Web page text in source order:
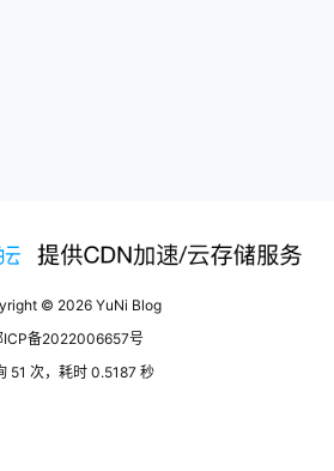
© 2026YuNi Blog
ICP备2022006657号
51 次，耗时 0.5187 秒